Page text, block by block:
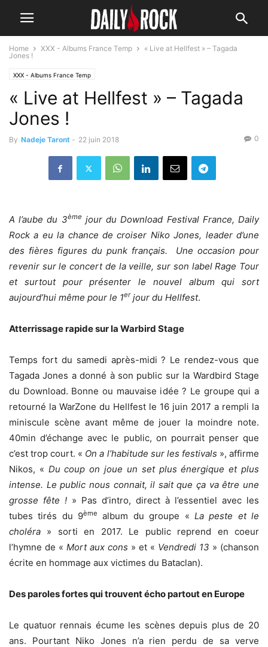
Home XXX - Albums France Temp
« Live at Hellfest » – Tagada
Jones !
XXX - Albums France Temp
« Live at Hellfest » – Tagada
Jones !
By Nadeje Taront - 22 juin 2018 0
A l’aube du 3ème jour du Download Festival France, Daily
Rock a eu la chance de croiser Niko Jones, leader d’une
des fières figures du punk français. Une occasion pour
revenir sur le concert de la veille, sur son label Rage Tour
et surtout pour présenter le nouvel album qui sort
aujourd’hui même pour le 1erjour du Hellfest.
Atterrissage rapide sur la Warbird Stage
Temps fort du samedi après-midi ? Le rendez-vous que
Tagada Jones a donné à son public sur la Wardbird Stage
du Download. Bonne ou mauvaise idée ? Le groupe qui a
retourné la WarZone du Hellfest le 16 juin 2017 a rempli la
miniscule scène avant même de jouer la moindre note.
40min d’échange avec le public, on pourrait penser que
c’est trop court. « On a l’habitude sur les festivals », affirme
Nikos, « Du coup on joue un set plus énergique etplus
intense. Le public nous connait, il sait que ça va être une
grosse fête ! » Pas d’intro, direct à l’essentiel avec les
tubes tirés du 9ème album du groupe « La peste et le
choléra » sorti en 2017. Le public reprend en coeur
l’hymne de « Mort aux cons » et « Vendredi 13 » (chanson
écrite en hommage aux victimes du Bataclan).
Des paroles fortes qui trouvent écho partout en Europe
Le quatuor rennais écume les scènes depuis plus de 20
ans. Pourtant Niko Jones n’a rien perdu de sa verve